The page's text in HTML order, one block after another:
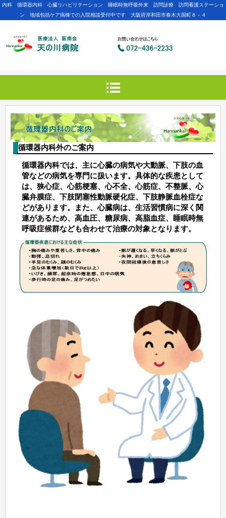
内科 循環器内科 心臓リハビリテーション 睡眠時無呼吸外来 訪問診療 訪問看護ステーショ
ン 地域包括ケア病棟での入院相談受付中です 大阪府岸和田市春木大国町８－４
循環器内科外のご案内
循環器内科では、主に心臓の病気や大動脈、下肢の血
管などの病気を専門に扱います。具体的な疾患として
は、狭心症、心筋梗塞、心不全、心筋症、不整脈、心
臓弁膜症、下肢閉塞性動脈硬化症、下肢静脈血栓症な
どがあります。また、心臓病は、生活習慣病に深く関
連があるため、高血圧、糖尿病、高脂血症、睡眠時無
呼吸症候群なども合わせて治療の対象となります。